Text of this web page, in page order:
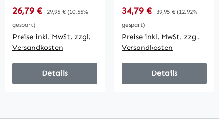
4200K,
Bewegungsmelde
Verkaufspreis:
26,79 € Regulärer Preis:
29,95 € (10.55%
gespart)
Preise inkl. MwSt. zzgl.
Versandkosten
Details
4000K,
Bewegungsmelde
Verkaufspreis:
34,79 € Regulärer Preis:
39,95 € (12.92%
gespart)
Preise inkl. MwSt. zzgl.
Versandkosten
Details